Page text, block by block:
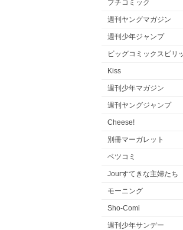
プチコミック
週刊ヤングマガジン
週刊少年ジャンプ
ビッグコミックスピリ
Kiss
週刊少年マガジン
週刊ヤングジャンプ
Cheese!
別冊マーガレット
ベツコミ
Jourすてきな主婦たち
モーニング
Sho-Comi
週刊少年サンデー